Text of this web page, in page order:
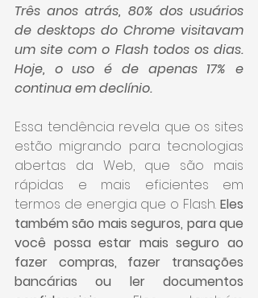
Três anos atrás, 80% dos usuários
de desktops do Chrome visitavam
um site com o Flash todos os dias.
Hoje, o uso é de apenas 17% e
continua em declínio.
Essa tendência revela que os sites
estão migrando para tecnologias
abertas da Web, que são mais
rápidas e mais eficientes em
termos de energia que o Flash. Eles
também são mais seguros, para que
você possa estar mais seguro ao
fazer compras, fazer transações
bancárias ou ler documentos